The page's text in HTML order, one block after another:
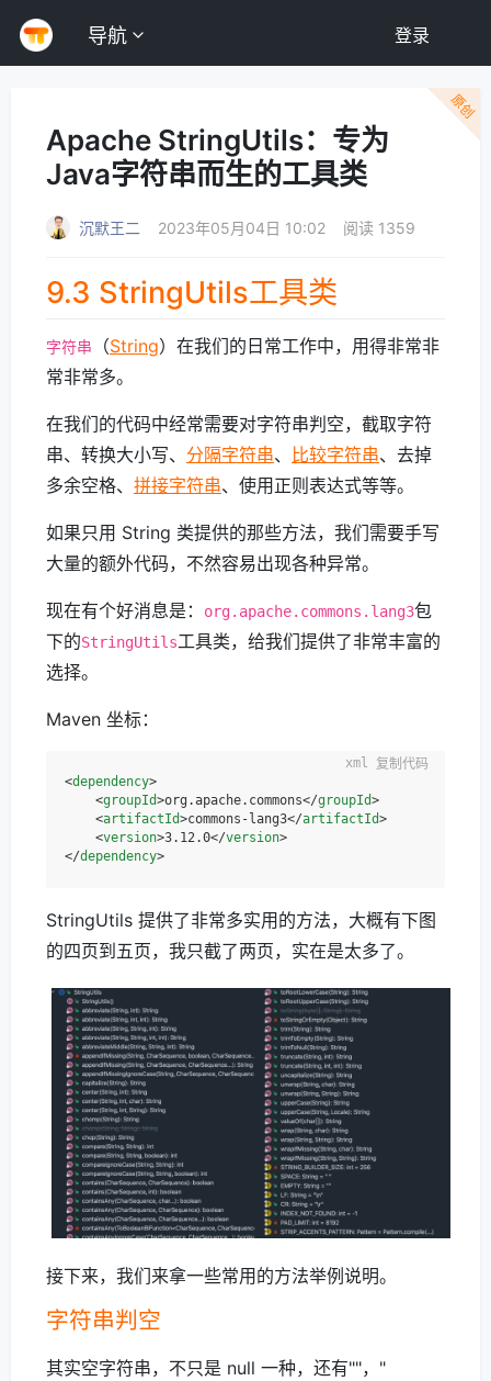
导航 登录
原创
Apache StringUtils：专为
Java字符串而生的工具类
沉默王二 2023年05月04日 10:02 阅读 1359
9.3 StringUtils工具类
字符串 （String）在我们的日常工作中，用得非常非
常非常多。
在我们的代码中经常需要对字符串判空，截取字符
串、转换大小写、 分隔字符串、 比较字符串、去掉
多余空格、 拼接字符串、使用正则表达式等等。
如果只用 String 类提供的那些方法，我们需要手写
大量的额外代码，不然容易出现各种异常。
现在有个好消息是： org.apache.commons.lang3包
下的StringUtils工具类，给我们提供了非常丰富的
选择。
Maven 坐标：
<dependency>
<groupId>org.apache.commons</groupId>
<artifactId>commons-lang3</artifactId>
<version>3.12.0</version>
</dependency>
复制代码
StringUtils 提供了非常多实用的方法，大概有下图
的四页到五页，我只截了两页，实在是太多了。
接下来，我们来拿一些常用的方法举例说明。
字符串判空
其实空字符串，不只是 null 一种，还有""，"